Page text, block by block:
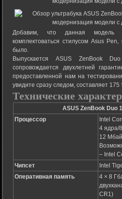
Добавим, что данная модель
комплектоваться стилусом Asus
было.
Выпускается ASUS ZenBook
сопровождается двухлетней
предоставленной нам на
увидите сразу следом, составляет 175
Технические
ASUS ZenBook Duo
Процессор
Intel
4 ядра/
12
– Intel
Чипсет
Intel
Оперативная память
4 × 8
CR1)